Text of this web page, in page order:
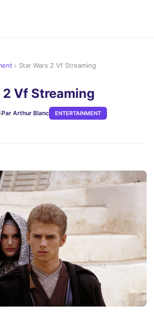
› Star Wars 2 Vf Streaming
2 Vf Streaming
Par Arthur Blanc ENTERTAINMENT